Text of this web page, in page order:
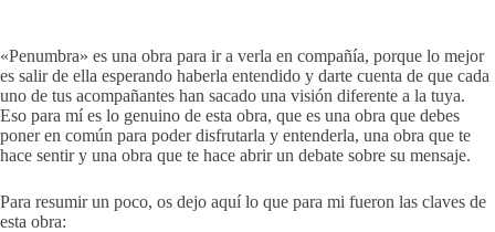
«Penumbra» es una obra para ir a verla en compañía, porque lo mejor
es salir de ella esperando haberla entendido y darte cuenta de que cada
uno de tus acompañantes han sacado una visión diferente a la tuya.
Eso para mí es lo genuino de esta obra, que es una obra que debes
poner en común para poder disfrutarla y entenderla, una obra que te
hace sentir y una obra que te hace abrir un debate sobre su mensaje.
Para resumir un poco, os dejo aquí lo que para mi fueron las claves de
esta obra: